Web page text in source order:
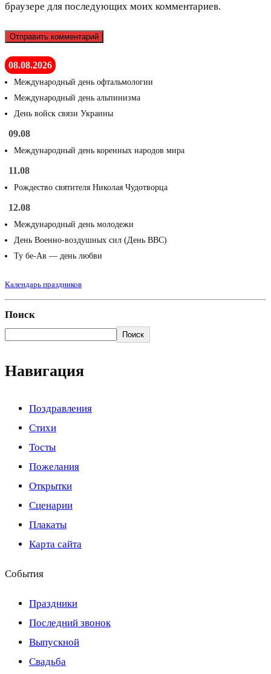
браузере для последующих моих комментариев.
08.08.2026
Международный день офтальмологии
Международный день альпинизма
День войск связи Украины
09.08
Международный день коренных народов мира
11.08
Рождество святителя Николая Чудотворца
12.08
Международный день молодежи
День Военно-воздушных сил (День ВВС)
Ту бе-Ав — день любви
Календарь праздников
Поиск
Поиск
Навигация
Поздравления
Стихи
Тосты
Пожелания
Открытки
Сценарии
Плакаты
Карта сайта
События
Праздники
Последний звонок
Выпускной
Свадьба